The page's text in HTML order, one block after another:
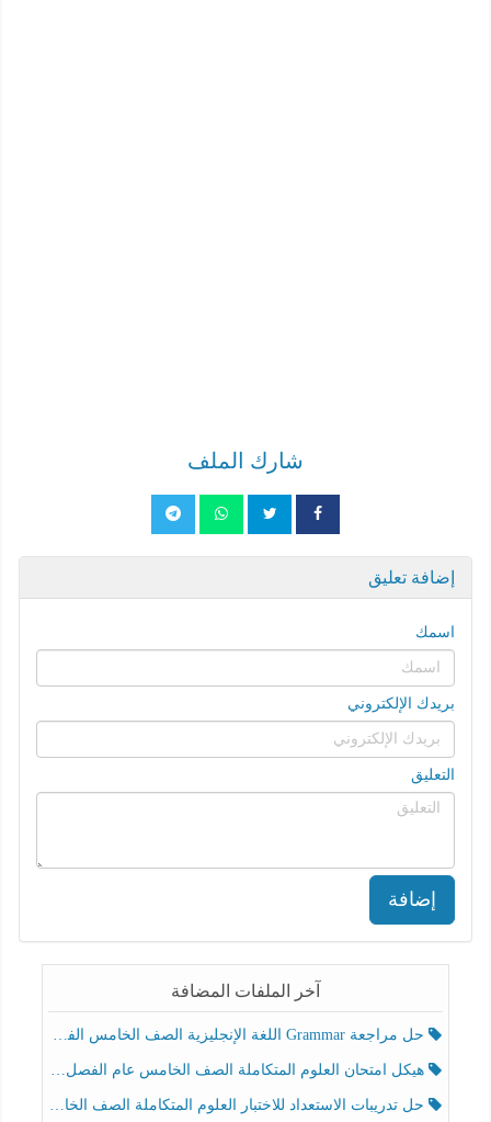
شارك الملف
إضافة تعليق
اسمك
بريدك الإلكتروني
التعليق
إضافة
آخر الملفات المضافة
حل مراجعة Grammar اللغة الإنجليزية الصف الخامس الفصل الثالث
هيكل امتحان العلوم المتكاملة الصف الخامس عام الفصل الدراسي الثالث 2025-2026
حل تدريبات الاستعداد للاختبار العلوم المتكاملة الصف الخامس عام الفصل الثالث